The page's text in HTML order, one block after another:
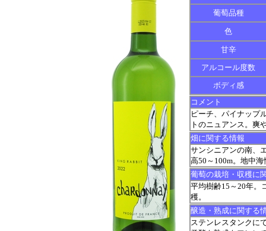
葡萄品種
色
甘辛
アルコール度数
ボディ感
コメント
ピーチ、パイナップ
トのニュアンス。爽
畑に関する情報
サンシニアンの南、
高50～100m。地中
葡萄の栽培・収穫に
平均樹齢15～20年。
穫。
醸造・熟成に関する
ステンレスタンクに